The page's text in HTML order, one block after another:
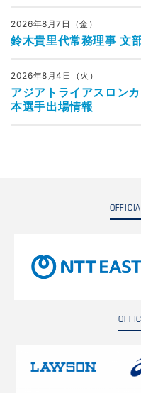
2026年8月7日（金）
鈴木貴里代常務理事 文
2026年8月4日（火）
アジアトライアスロン
本選手出場情報